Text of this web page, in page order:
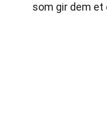
som gir dem